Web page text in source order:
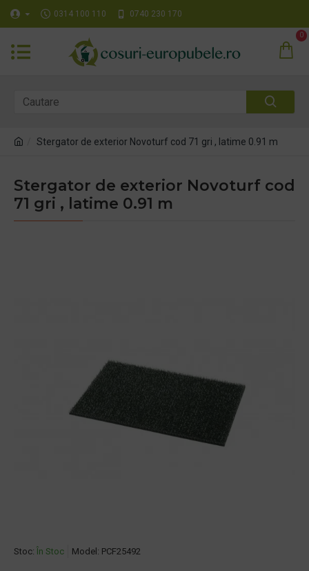
0314 100 110 0740 230 170
0
Stergator de exterior Novoturf cod 71 gri , latime 0.91 m
Stergator de exterior Novoturf cod
71 gri , latime 0.91 m
Stoc: În Stoc Model: PCF25492